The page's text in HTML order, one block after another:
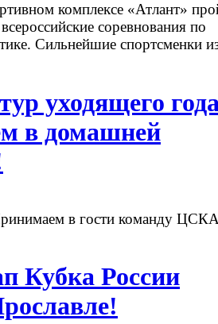
комплексе «Атлант»
соревнования по
Сильнейшие спортсменки
уходящего
в домашней
в гости команду
Кубка России